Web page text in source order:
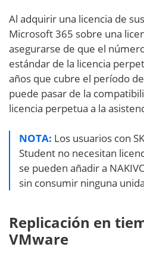
Al adquirir una licencia de
Microsoft 365 sobre una
asegurarse de que el
estándar de la licencia
años que cubre el período
puede pasar de la
licencia perpetua a la
NOTA: Los usuarios con
Student no necesitan
se pueden añadir a
sin consumir ninguna
Replicación en
VMware